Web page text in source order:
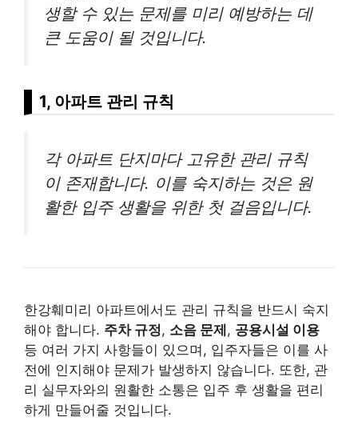
생할 수 있는 문제를 미리 예방하는 데
큰 도움이 될 것입니다.
1, 아파트 관리 규칙
각 아파트 단지마다 고유한 관리 규칙
이 존재합니다. 이를 숙지하는 것은 원
활한 입주 생활을 위한 첫 걸음입니다.
한강훼미리 아파트에서도 관리 규칙을 반드시 숙지
해야 합니다. 주차 규정, 소음 문제 , 공용시설 이용
등 여러 가지 사항들이 있으며, 입주자들은 이를 사
전에 인지해야 문제가 발생하지 않습니다. 또한, 관
리 실무자와의 원활한 소통은 입주 후 생활을 편리
하게 만들어줄 것입니다.